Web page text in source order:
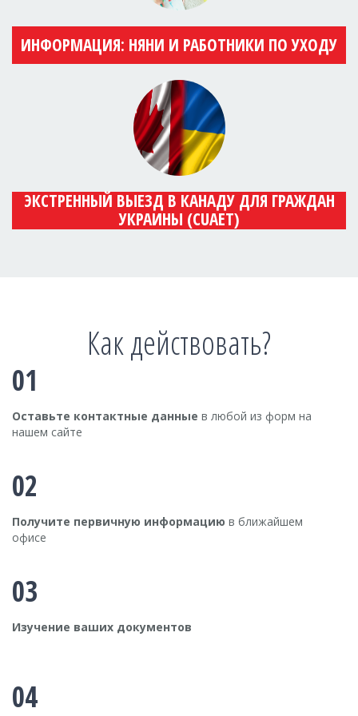
ИНФОРМАЦИЯ: НЯНИ И РАБОТНИКИ ПО УХОДУ
ЭКСТРЕННЫЙ ВЫЕЗД В КАНАДУ ДЛЯ ГРАЖДАН
УКРАИНЫ (CUAET)
Как действовать?
01
Оставьте контактные данные в любой из форм на
нашем сайте
02
Получите первичную информацию в ближайшем
офисе
03
Изучение ваших документов
04